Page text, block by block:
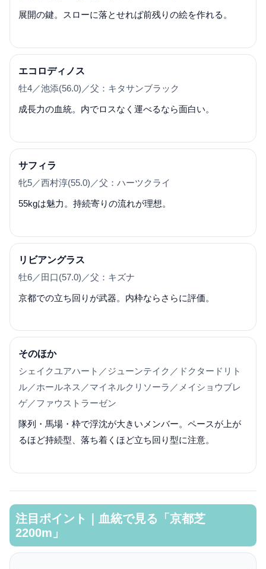
展開の鍵。スローに落とせれば前残りの絵を作れる。
エコロディノス
牡4／池添(56.0)／父：キタサンブラック
成長力の血統。内でロスなく運べるなら面白い。
サフィラ
牝5／西村淳(55.0)／父：ハーツクライ
55kgは魅力。持続寄りの流れが理想。
リビアングラス
牡6／田口(57.0)／父：キズナ
京都での立ち回りが武器。内枠ならさらに評価。
そのほか
シェイクユアハート／ジューンテイク／ドクタードリト
ル／ホールネス／マイネルクリソーラ／メイショウブレ
ゲ／ファウストラーゼン
隊列・馬場・枠で浮沈が大きいメンバー。ペースが上が
るほど持続型、落ち着くほど立ち回り型に注意。
注目ポイント｜血統で見る「京都芝
2200m」